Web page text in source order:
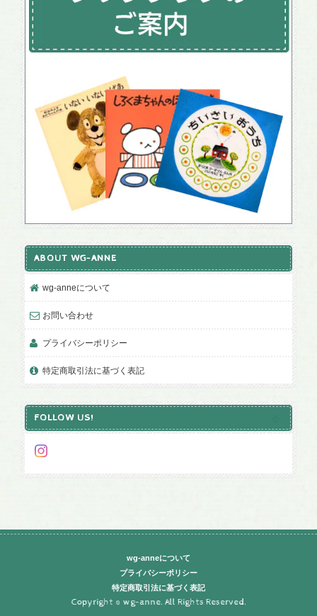
ABOUT WG-ANNE
wg-anneについて
お問い合わせ
プライバシーポリシー
特定商取引法に基づく表記
FOLLOW US!
wg-anneについて
プライバシーポリシー
特定商取引法に基づく表記
Copyright © wg-anne. All Rights Reserved.